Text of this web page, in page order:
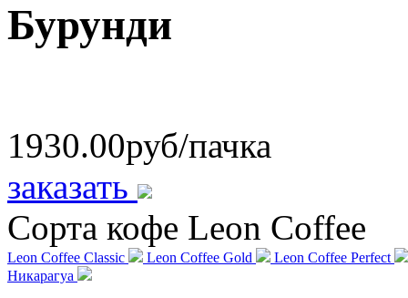
Бурунди
1930.00руб/пачка
заказать
Сорта кофе Leon Coffee
Leon Coffee Classic Leon Coffee Gold
Leon Coffee Perfect
Никарагуа